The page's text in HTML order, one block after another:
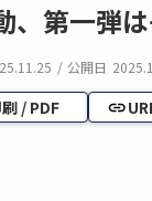
、第一弾
/ 公開日
/ PDF